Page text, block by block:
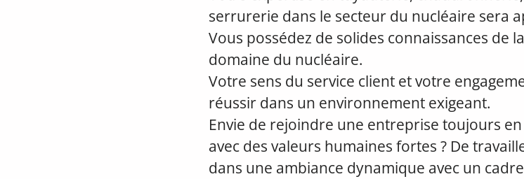
serrurerie dans le secteur du nucléaire sera
Vous possédez de solides connaissances de
domaine du nucléaire.
Votre sens du service client et votre
réussir dans un environnement exigeant.
Envie de rejoindre une entreprise toujours
avec des valeurs humaines fortes ? De
dans une ambiance dynamique avec un